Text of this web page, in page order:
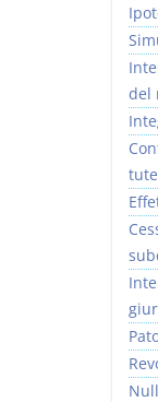
del